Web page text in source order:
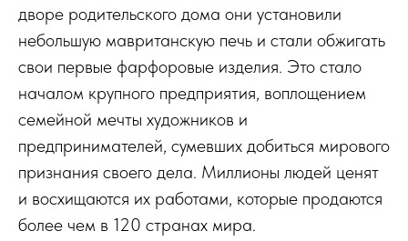
дворе родительского дома они установили
небольшую мавританскую печь и стали обжигать
свои первые фарфоровые изделия. Это стало
началом крупного предприятия, воплощением
семейной мечты художников и
предпринимателей, сумевших добиться мирового
признания своего дела. Миллионы людей ценят
и восхищаются их работами, которые продаются
более чем в 120 странах мира.